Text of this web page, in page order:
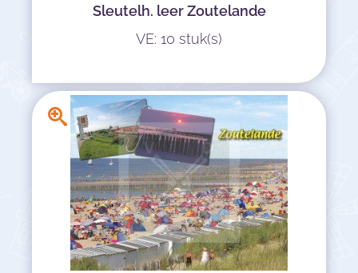
Sleutelh. leer Zoutelande
VE: 10 stuk(s)